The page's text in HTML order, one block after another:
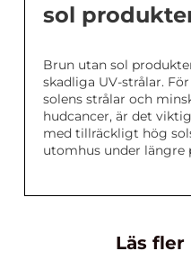
sol
Brun utan sol
skadliga UV-strålar.
solens strålar och
hudcancer, är det
med tillräckligt hög
utomhus under längre
Läs